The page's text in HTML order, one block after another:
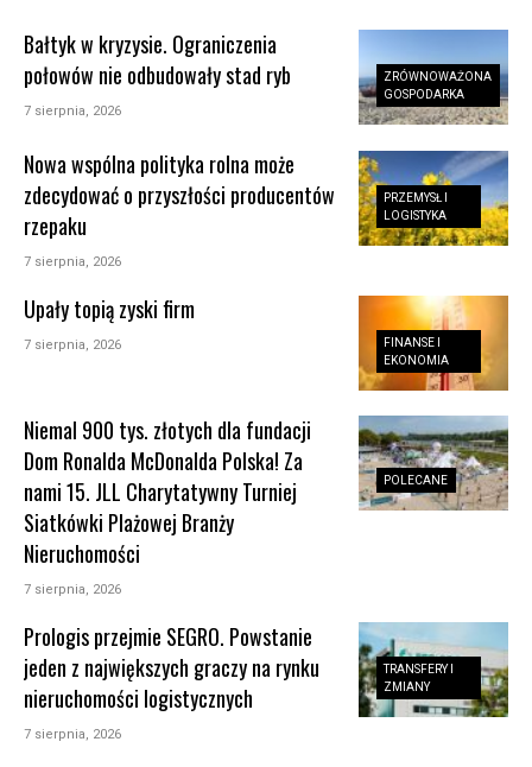
ZRÓWNOWAŻONA
GOSPODARKA
Bałtyk w kryzysie. Ograniczenia
połowów nie odbudowały stad ryb
7 sierpnia, 2026
PRZEMYSŁ I
LOGISTYKA
Nowa wspólna polityka rolna może
zdecydować o przyszłości producentów
rzepaku
7 sierpnia, 2026
FINANSE I
EKONOMIA
Upały topią zyski firm
7 sierpnia, 2026
POLECANE
Niemal 900 tys. złotych dla fundacji
Dom Ronalda McDonalda Polska! Za
nami 15. JLL Charytatywny Turniej
Siatkówki Plażowej Branży
Nieruchomości
7 sierpnia, 2026
TRANSFERY I
ZMIANY
Prologis przejmie SEGRO. Powstanie
jeden z największych graczy na rynku
nieruchomości logistycznych
7 sierpnia, 2026